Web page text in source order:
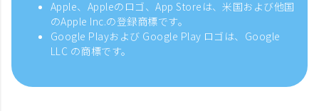
Apple、Appleのロゴ、App Storeは、米国および他国
のApple Inc.の登録商標です。
Google Playおよび Google Play ロゴは、Google
LLC の商標です。